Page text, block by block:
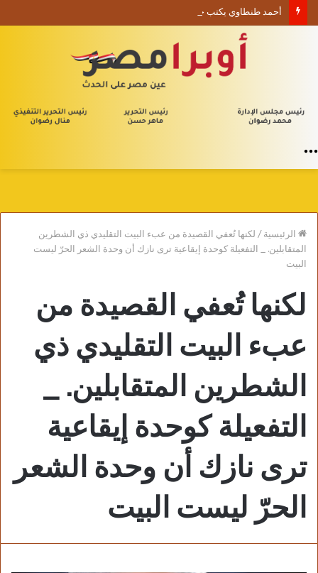
أحمد طنطاوي يكتب حين يصبح الوجود علامة استفهام
الرئيسية/لكنها تُعفي القصيدة من عبء البيت التقليدي ذي الشطرين
المتقابلين. _ التفعيلة كوحدة إيقاعية ترى نازك أن وحدة الشعر الحرّ ليست
البيت
لكنها تُعفي القصيدة من
عبء البيت التقليدي ذي
الشطرين المتقابلين. _
التفعيلة كوحدة إيقاعية
ترى نازك أن وحدة الشعر
الحرّ ليست البيت